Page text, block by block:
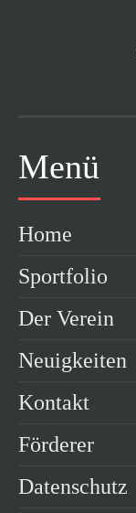
Menü
Home
Sportfolio
Der Verein
Neuigkeiten
Kontakt
Förderer
Datenschutz